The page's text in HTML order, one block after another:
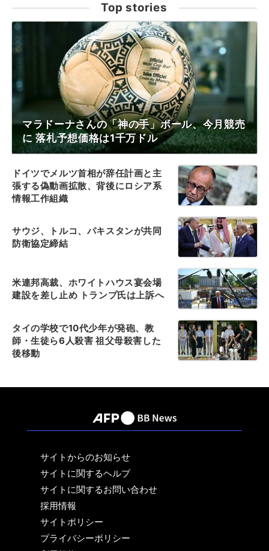
Top stories
マラドーナさんの「神の手」ボール、今月競売
に 落札予想価格は1千万ドル
ドイツでメルツ首相が辞任計画と主
張する偽動画拡散、背後にロシア系
情報工作組織
サウジ、トルコ、パキスタンが共同
防衛協定締結
米連邦高裁、ホワイトハウス宴会場
建設を差し止め トランプ氏は上訴へ
タイの学校で10代少年が発砲、教
師・生徒ら6人殺害 祖父母殺害した
後移動
サイトからのお知らせ
サイトに関するヘルプ
サイトに関するお問い合わせ
採用情報
サイトポリシー
プライバシーポリシー